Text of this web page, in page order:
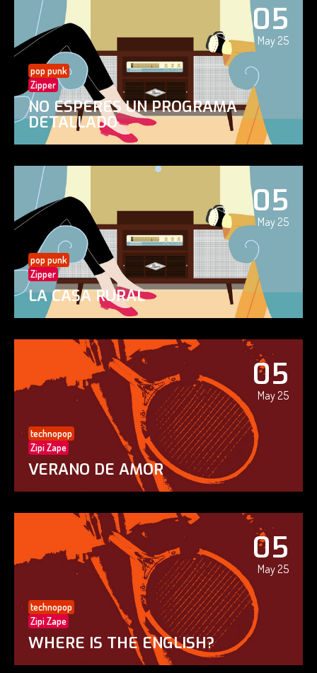
05
May 25
pop punk
Zipper
NO ESPERES UN PROGRAMA
DETALLADO
05
May 25
pop punk
Zipper
LA CASA RURAL
05
May 25
technopop
Zipi Zape
VERANO DE AMOR
05
May 25
technopop
Zipi Zape
WHERE IS THE ENGLISH?